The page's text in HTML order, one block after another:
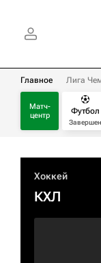
Главное Лига
Матч-
центр
Футбол
Завершен
Хоккей
КХЛ